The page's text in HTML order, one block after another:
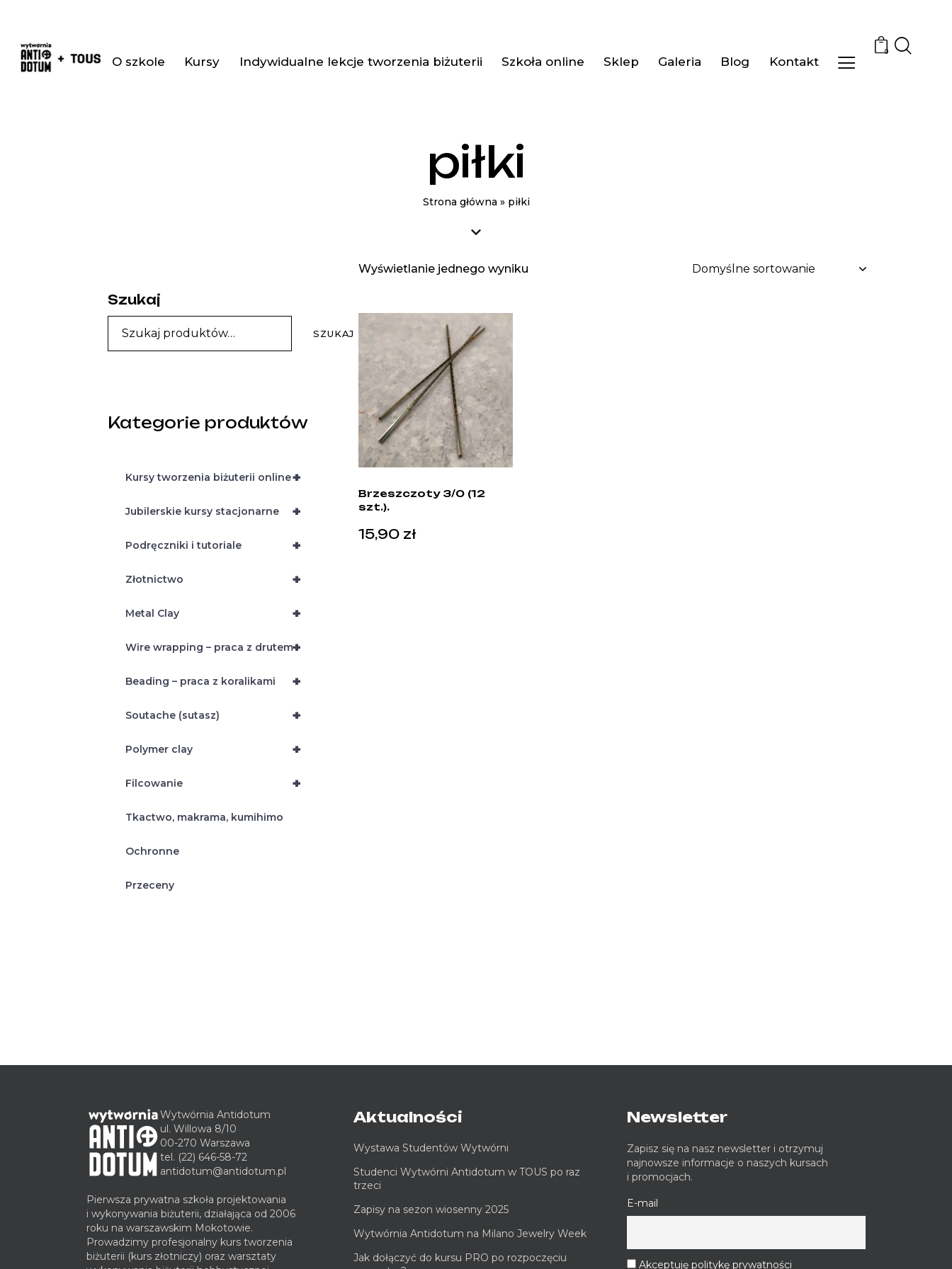
O szkole Kursy Indywidualne lekcje tworzenia biżuterii Szkoła online Sklep Galeria Blog Kontakt
0
piłki
Strona główna » piłki
Wyświetlanie jednego wyniku
Brzeszczoty 3/0 (12
szt.).
15,90 zł
Szukaj
SZUKAJ
Kategorie produktów
+
Kursy tworzenia biżuterii online
+
Jubilerskie kursy stacjonarne
+
Podręczniki i tutoriale
+
Złotnictwo
+
Metal Clay
+
Wire wrapping – praca z drutem
+
Beading – praca z koralikami
+
Soutache (sutasz)
+
Polymer clay
+
Filcowanie
Tkactwo, makrama, kumihimo
Ochronne
Przeceny
Wytwórnia Antidotum
ul. Willowa 8/10
00-270 Warszawa
tel. (22) 646-58-72
antidotum@antidotum.pl
Pierwsza prywatna szkoła projektowania
i wykonywania biżuterii, działająca od 2006
roku na warszawskim Mokotowie.
Prowadzimy profesjonalny kurs tworzenia
biżuterii (kurs złotniczy) oraz warsztaty
Aktualności
Wystawa Studentów Wytwórni
Studenci Wytwórni Antidotum w TOUS po raz
trzeci
Zapisy na sezon wiosenny 2025
Wytwórnia Antidotum na Milano Jewelry Week
Jak dołączyć do kursu PRO po rozpoczęciu
Newsletter
Zapisz się na nasz newsletter i otrzymuj
najnowsze informacje o naszych kursach
i promocjach.
E-mail
Akceptuję politykę prywatności